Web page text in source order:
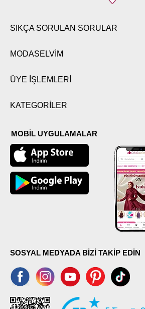
SIKÇA SORULAN SORULAR
MODASELVİM
ÜYE İŞLEMLERİ
KATEGORİLER
MOBİL UYGULAMALAR
SOSYAL MEDYADA BİZİ TAKİP EDİN